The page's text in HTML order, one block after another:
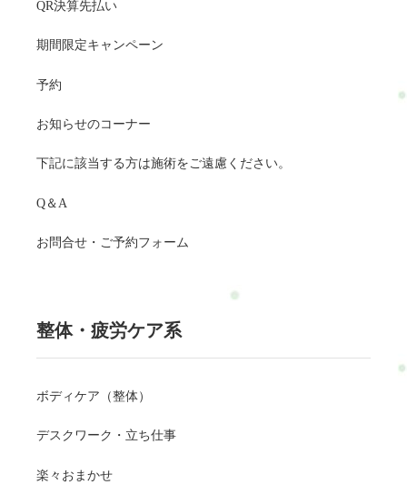
QR決算先払い
期間限定キャンペーン
予約
お知らせのコーナー
下記に該当する方は施術をご遠慮ください。
Q＆A
お問合せ・ご予約フォーム
整体・疲労ケア系
ボディケア（整体）
デスクワーク・立ち仕事
楽々おまかせ